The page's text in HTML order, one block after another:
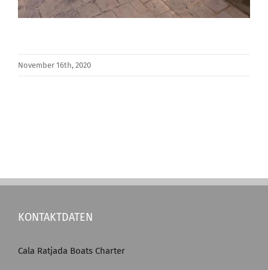
November 16th, 2020
KONTAKTDATEN
Cala Ratjada Boats Charter